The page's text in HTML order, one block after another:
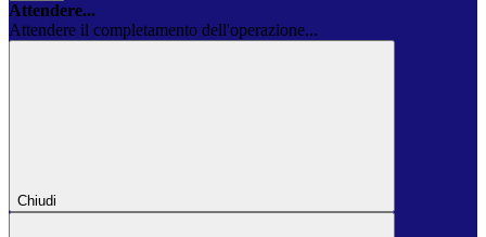
Attendere...
Attendere il completamento dell'operazione...
Chiudi